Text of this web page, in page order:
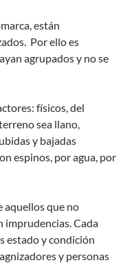
están
Por ello es
agrupados y no se
físicos, del
sea llano,
y bajadas
espinos, por agua, por
aquellos que no
imprudencias. Cada
estado y condición
y personas